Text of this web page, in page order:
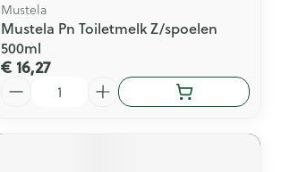
Mustela
Mustela Pn Toiletmelk Z/spoelen
500ml
€ 16,27